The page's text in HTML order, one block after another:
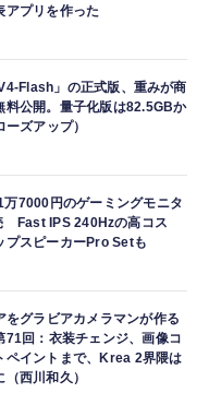
アプリを作った
Flash」の正式版、重みが商
料公開。量子化版は82.5GBか
ズアップ）
7000円のゲーミングモニタ
Fast IPS 240Hzの高コス
プスピーカーPro Setも
をグラビアカメラマンが作る
71回：衣装チェンジ、画像コ
ペイントまで、Krea 2界隈は
西川和久）